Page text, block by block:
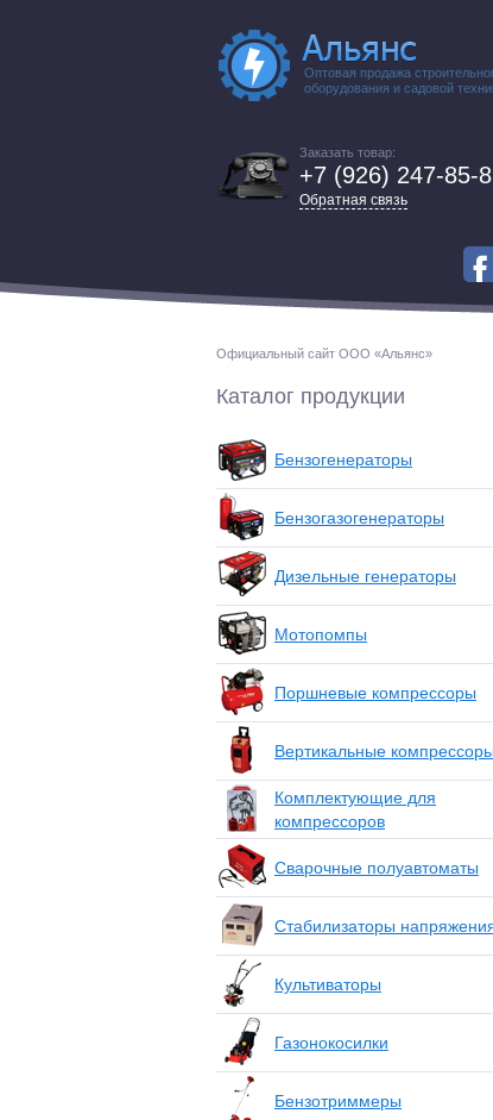
Оптовая продажа
оборудования и садовой
Заказать товар:
+7 (926) 247-85-
Обратная связь
Официальный сайт ООО «Альянс»
Каталог продукции
Бензогенераторы
Бензогазогенераторы
Дизельные генераторы
Мотопомпы
Поршневые компрессоры
Вертикальные компрессоры
Комплектующие для
компрессоров
Сварочные полуавтоматы
Стабилизаторы
Культиваторы
Газонокосилки
Бензотриммеры